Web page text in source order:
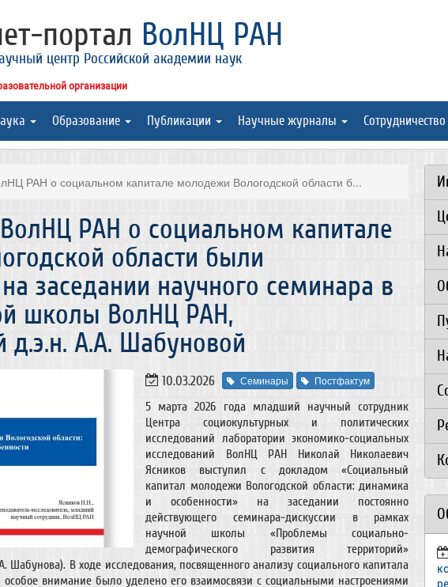
портал ВолНЦ РАН
центр Российской академии наук
организации
Образование Публикации Научные журналы Сотрудничество
РАН о социальном капитале молодежи Вологодской области б...
РАН о социальном капитале
области были
заседании научного семинара в
школы ВолНЦ РАН,
д.э.н. А.А. Шабуновой
10.03.2026 Семинары Постфактум
5 марта 2026 года младший научный сотрудник
Центра социокультурных и политических
исследований лаборатории экономико-социальных
исследований ВолНЦ РАН Николай Николаевич
Ясников выступил с докладом «Социальный
капитал молодежи Вологодской области: динамика
и особенности» на заседании постоянно
действующего семинара-дискуссии в рамках
научной школы «Проблемы социально-
демографического развития территорий»
Шабунова). В ходе исследования, посвященного анализу социального капитала
внимание было уделено его взаимосвязи с социальными настроениями